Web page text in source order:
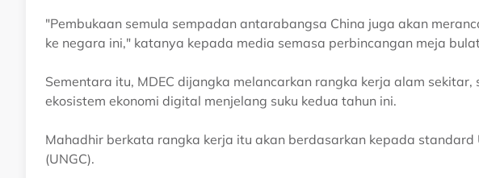
"Pembukaan semula sempadan antarabangsa China juga akan
ke negara ini," katanya kepada media semasa perbincangan meja bulat
Sementara itu, MDEC dijangka melancarkan rangka kerja alam sekitar,
ekosistem ekonomi digital menjelang suku kedua tahun ini.
Mahadhir berkata rangka kerja itu akan berdasarkan kepada standard
(UNGC).